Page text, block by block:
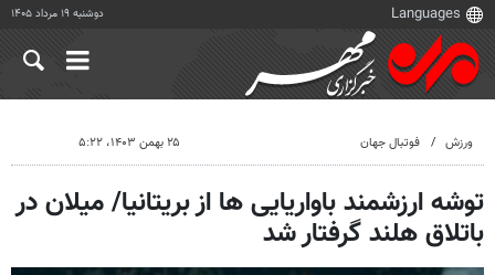
دوشنبه ۱۹ مرداد ۱۴۰۵
ورزش فوتبال جهان ۲۵ بهمن ۱۴۰۳، ۵:۲۲
توشه ارزشمند باواریایی ها از بریتانیا/ میلان در
باتلاق هلند گرفتار شد